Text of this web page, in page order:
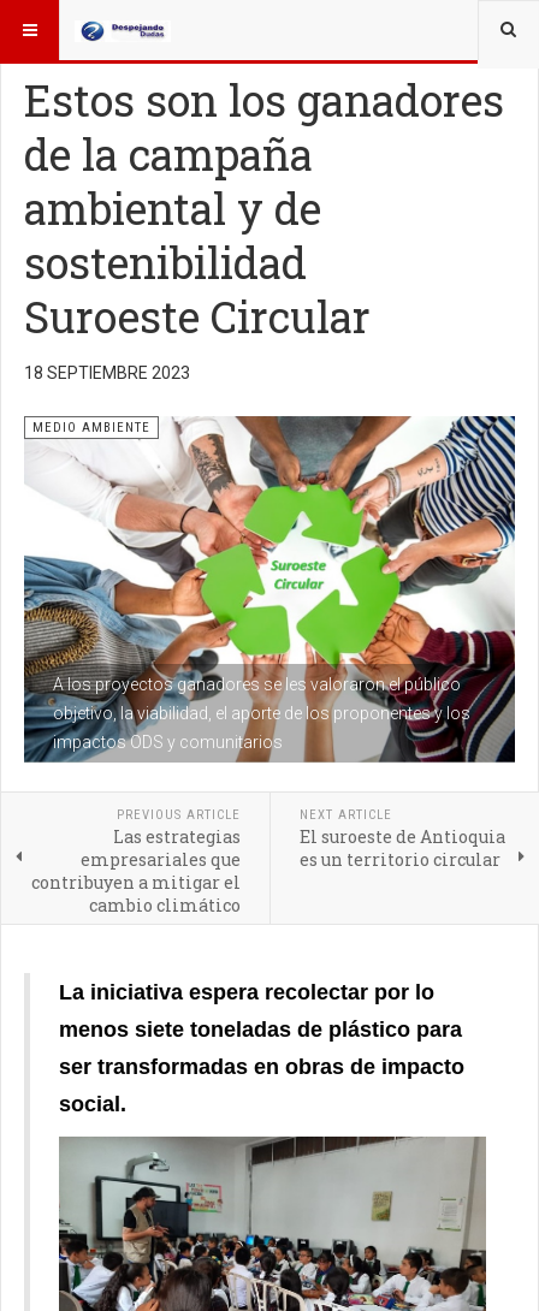
ESTÁ AQUÍ: OTROS TEMAS
Estos son los ganadores
de la campaña
ambiental y de
sostenibilidad
Suroeste Circular
18 SEPTIEMBRE 2023
A los proyectos ganadores se les valoraron el público
objetivo, la viabilidad, el aporte de los proponentes y los
impactos ODS y comunitarios
MEDIO AMBIENTE
PREVIOUS ARTICLE
Las estrategias
empresariales que
contribuyen a mitigar el
cambio climático
NEXT ARTICLE
El suroeste de Antioquia
es un territorio circular
La iniciativa espera recolectar por lo
menos siete toneladas de plástico para
ser transformadas en obras de impacto
social.